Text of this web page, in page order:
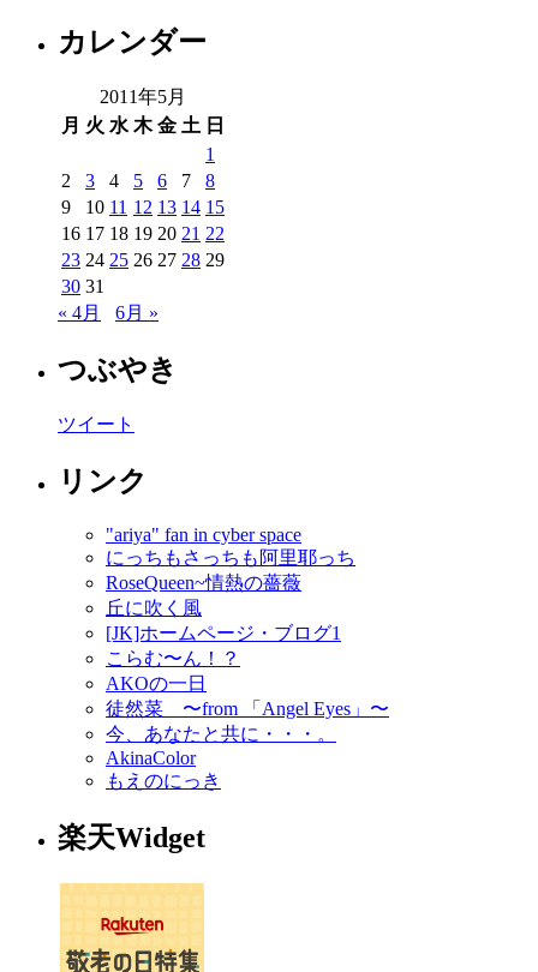
カレンダー
2011年5月
月 火 水 木 金 土 日
1
2
3 4 5 6 7
8
9
10 11 12 13 14 15
16 17 18 19 20 21 22
23 24 25 26 27 28 29
30 31
« 4月
6月 »
つぶやき
ツイート
リンク
"ariya" fan in cyber space
にっちもさっちも阿里耶っち
RoseQueen~情熱の薔薇
丘に吹く風
[JK]ホームページ・ブログ1
こらむ〜ん！？
AKOの一日
徒然菜 〜from 「Angel Eyes」〜
今、あなたと共に・・・。
AkinaColor
もえのにっき
楽天Widget